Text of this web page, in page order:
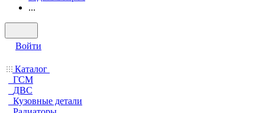
...
Войти
Каталог
ГСМ
ДВС
Кузовные детали